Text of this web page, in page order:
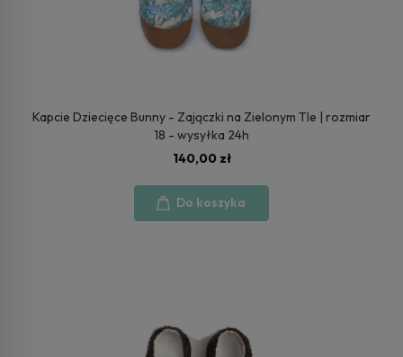
Kapcie Dziecięce Bunny - Zajączki na Zielonym Tle | rozmiar
18 - wysyłka 24h
140,00 zł
Do koszyka